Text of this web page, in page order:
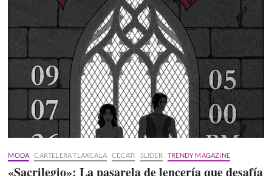
MODA CARTELERA TLAXCALA CECATI SLIDER TRENDY MAGAZINE
«Sacrilegio»: La pasarela de lencería que desafía